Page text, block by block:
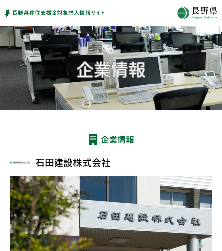
企業情報
石田建設株式会社